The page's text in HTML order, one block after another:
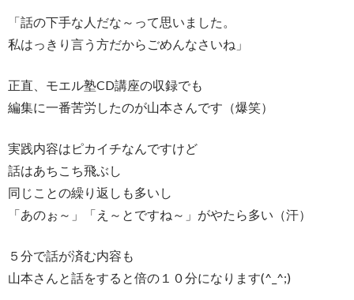
「話の下手な人だな～って思いました。
私はっきり言う方だからごめんなさいね」
正直、モエル塾CD講座の収録でも
編集に一番苦労したのが山本さんです（爆笑）
実践内容はピカイチなんですけど
話はあちこち飛ぶし
同じことの繰り返しも多いし
「あのぉ～」「え～とですね～」がやたら多い（汗）
５分で話が済む内容も
山本さんと話をすると倍の１０分になります(^_^;)